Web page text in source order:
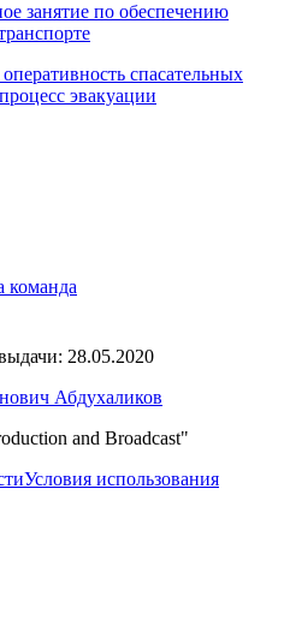
занятие по обеспечению
спасательных
эвакуации
команда
28.05.2020
Абдухаликов
and Broadcast"
Условия использования